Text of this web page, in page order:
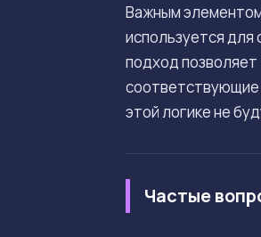
Важным
используется для
подход позволяет
соответствующие
этой логике не
Частые